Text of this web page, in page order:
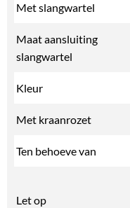
Met slangwartel
Maat aansluiting
slangwartel
Kleur
Met kraanrozet
Ten behoeve van
Let op